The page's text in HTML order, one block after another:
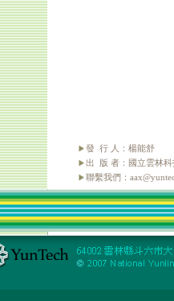
發 行 人：楊能舒
出 版 者：國立雲林科
聯繫我們：